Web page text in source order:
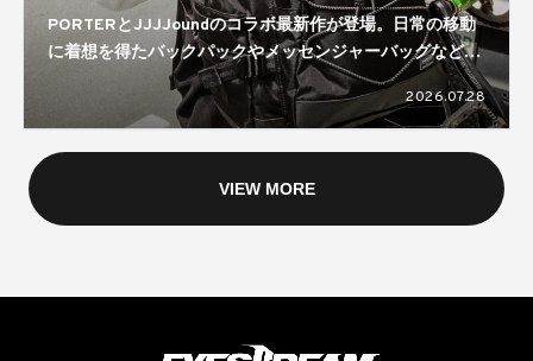
PORTERとJJJJoundのコラボ最新作が登場。日常の移動
に着想を得たバックパックやメッセンジャーバッグなどを
ラインナップ
2026.07.28
VIEW MORE